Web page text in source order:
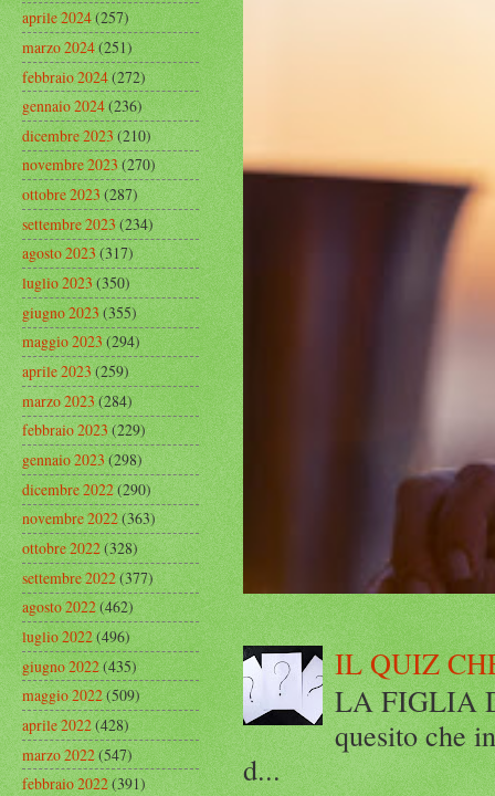
IL QUIZ
LA FIGLIA
quesito che
d...
aprile 2024(257)
marzo 2024(251)
febbraio 2024(272)
gennaio 2024(236)
dicembre 2023(210)
novembre 2023(270)
ottobre 2023(287)
settembre 2023(234)
agosto 2023(317)
luglio 2023(350)
giugno 2023(355)
maggio 2023(294)
aprile 2023(259)
marzo 2023(284)
febbraio 2023(229)
gennaio 2023(298)
dicembre 2022(290)
novembre 2022(363)
ottobre 2022(328)
settembre 2022(377)
agosto 2022(462)
luglio 2022(496)
giugno 2022(435)
maggio 2022(509)
aprile 2022(428)
marzo 2022(547)
febbraio 2022(391)